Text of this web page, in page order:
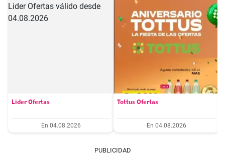
Lider Ofertas
En 04.08.2026
Tottus Ofertas
En 04.08.2026
PUBLICIDAD